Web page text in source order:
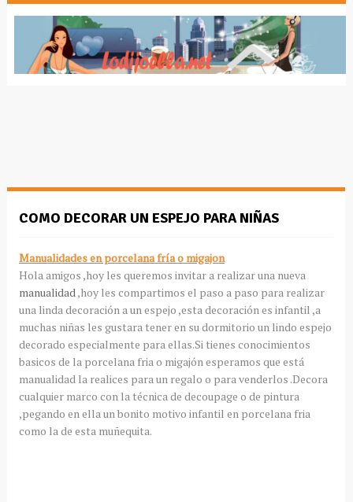
COMO DECORAR UN ESPEJO PARA NIÑAS
Manualidades en porcelana fría o migajon
Hola amigos ,hoy les queremos invitar a realizar una nueva
manualidad ,hoy les compartimos el paso a paso para realizar
una linda decoración a un espejo ,esta decoración es infantil ,a
muchas niñas les gustara tener en su dormitorio un lindo espejo
decorado especialmente para ellas.Si tienes conocimientos
basicos de la porcelana fria o migajón esperamos que está
manualidad la realices para un regalo o para venderlos .Decora
cualquier marco con la técnica de decoupage o de pintura
,pegando en ella un bonito motivo infantil en porcelana fria
como la de esta muñequita.